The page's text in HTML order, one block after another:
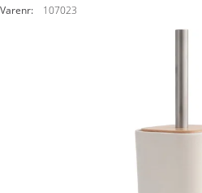
Varenr: 107023